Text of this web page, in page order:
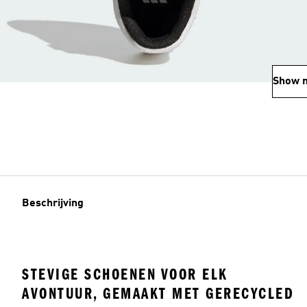
Show
Beschrijving
STEVIGE SCHOENEN VOOR ELK
AVONTUUR, GEMAAKT MET GERECYCLED